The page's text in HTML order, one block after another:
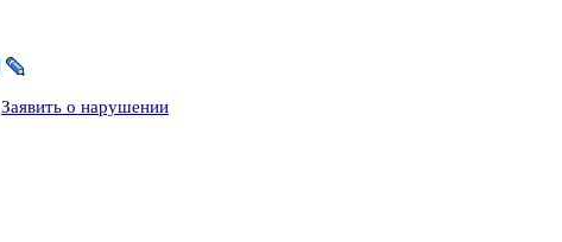
Заявить о нарушении